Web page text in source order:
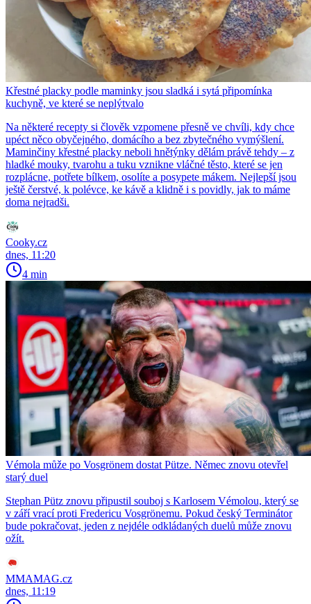
Křestné placky podle maminky jsou sladká i sytá připomínka
kuchyně, ve které se neplýtvalo
Na některé recepty si člověk vzpomene přesně ve chvíli, kdy chce
upéct něco obyčejného, domácího a bez zbytečného vymýšlení.
Maminčiny křestné placky neboli hnětýnky dělám právě tehdy – z
hladké mouky, tvarohu a tuku vznikne vláčné těsto, které se jen
rozplácne, potřete bílkem, osolíte a posypete mákem. Nejlepší jsou
ještě čerstvé, k polévce, ke kávě a klidně i s povidly, jak to máme
doma nejradši.
Cooky.cz
dnes, 11:20
4 min
Vémola může po Vosgrönem dostat Pütze. Němec znovu otevřel
starý duel
Stephan Pütz znovu připustil souboj s Karlosem Vémolou, který se
v září vrací proti Fredericu Vosgrönemu. Pokud český Terminátor
bude pokračovat, jeden z nejdéle odkládaných duelů může znovu
ožít.
MMAMAG.cz
dnes, 11:19